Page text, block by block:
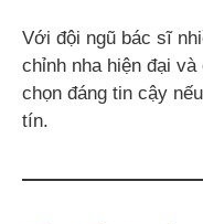
Với đội ngũ bác sĩ
chỉnh nha hiện đại
chọn đáng tin cậy
tín.